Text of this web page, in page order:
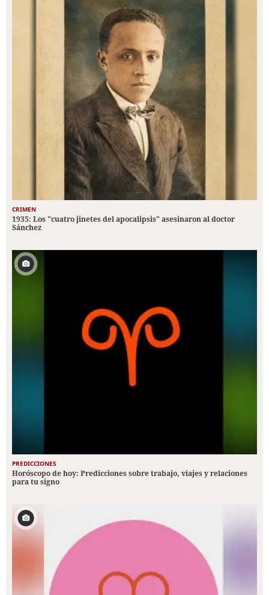
CRIMEN
1935: Los "cuatro jinetes del apocalipsis" asesinaron al doctor
Sánchez
PREDICCIONES
Horóscopo de hoy: Predicciones sobre trabajo, viajes y relaciones
para tu signo